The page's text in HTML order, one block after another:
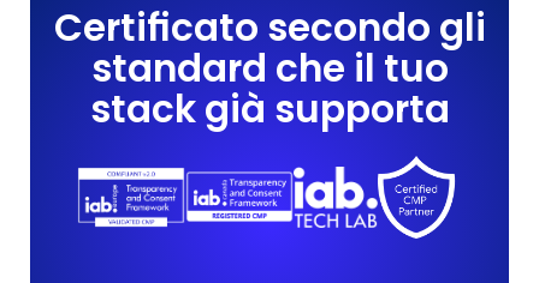
Certificato secondo gli
standard che il tuo
stack già supporta